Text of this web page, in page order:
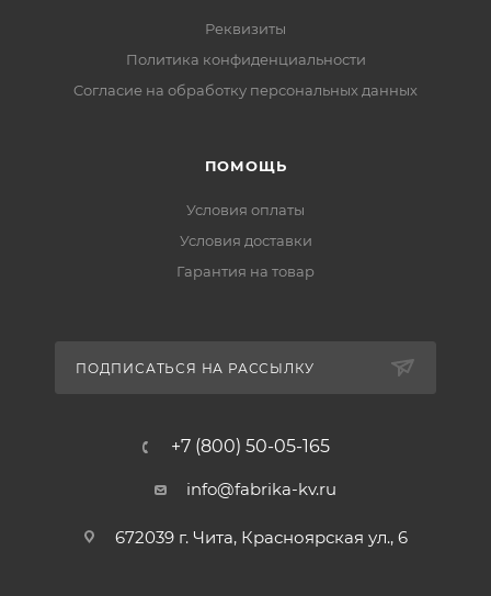
Реквизиты
Политика конфиденциальности
Cогласие на обработку персональных данных
ПОМОЩЬ
Условия оплаты
Условия доставки
Гарантия на товар
ПОДПИСАТЬСЯ НА РАССЫЛКУ
+7 (800) 50-05-165
info@fabrika-kv.ru
672039 г. Чита, Красноярская ул., 6